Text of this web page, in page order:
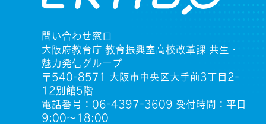
問い合わせ窓口
大阪府教育庁 教育振興室高校改革課 共生・
魅力発信グループ
〒540-8571 大阪市中央区大手前3丁目2-
12別館5階
電話番号：06-4397-3609 受付時間：平日
9:00〜18:00